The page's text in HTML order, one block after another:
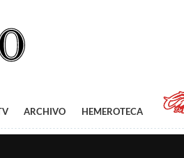
ARCHIVO HEMEROTECA